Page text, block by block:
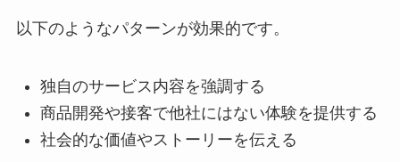
以下のようなパターンが効果的です。
独自のサービス内容を強調する
商品開発や接客で他社にはない体験を提供する
社会的な価値やストーリーを伝える